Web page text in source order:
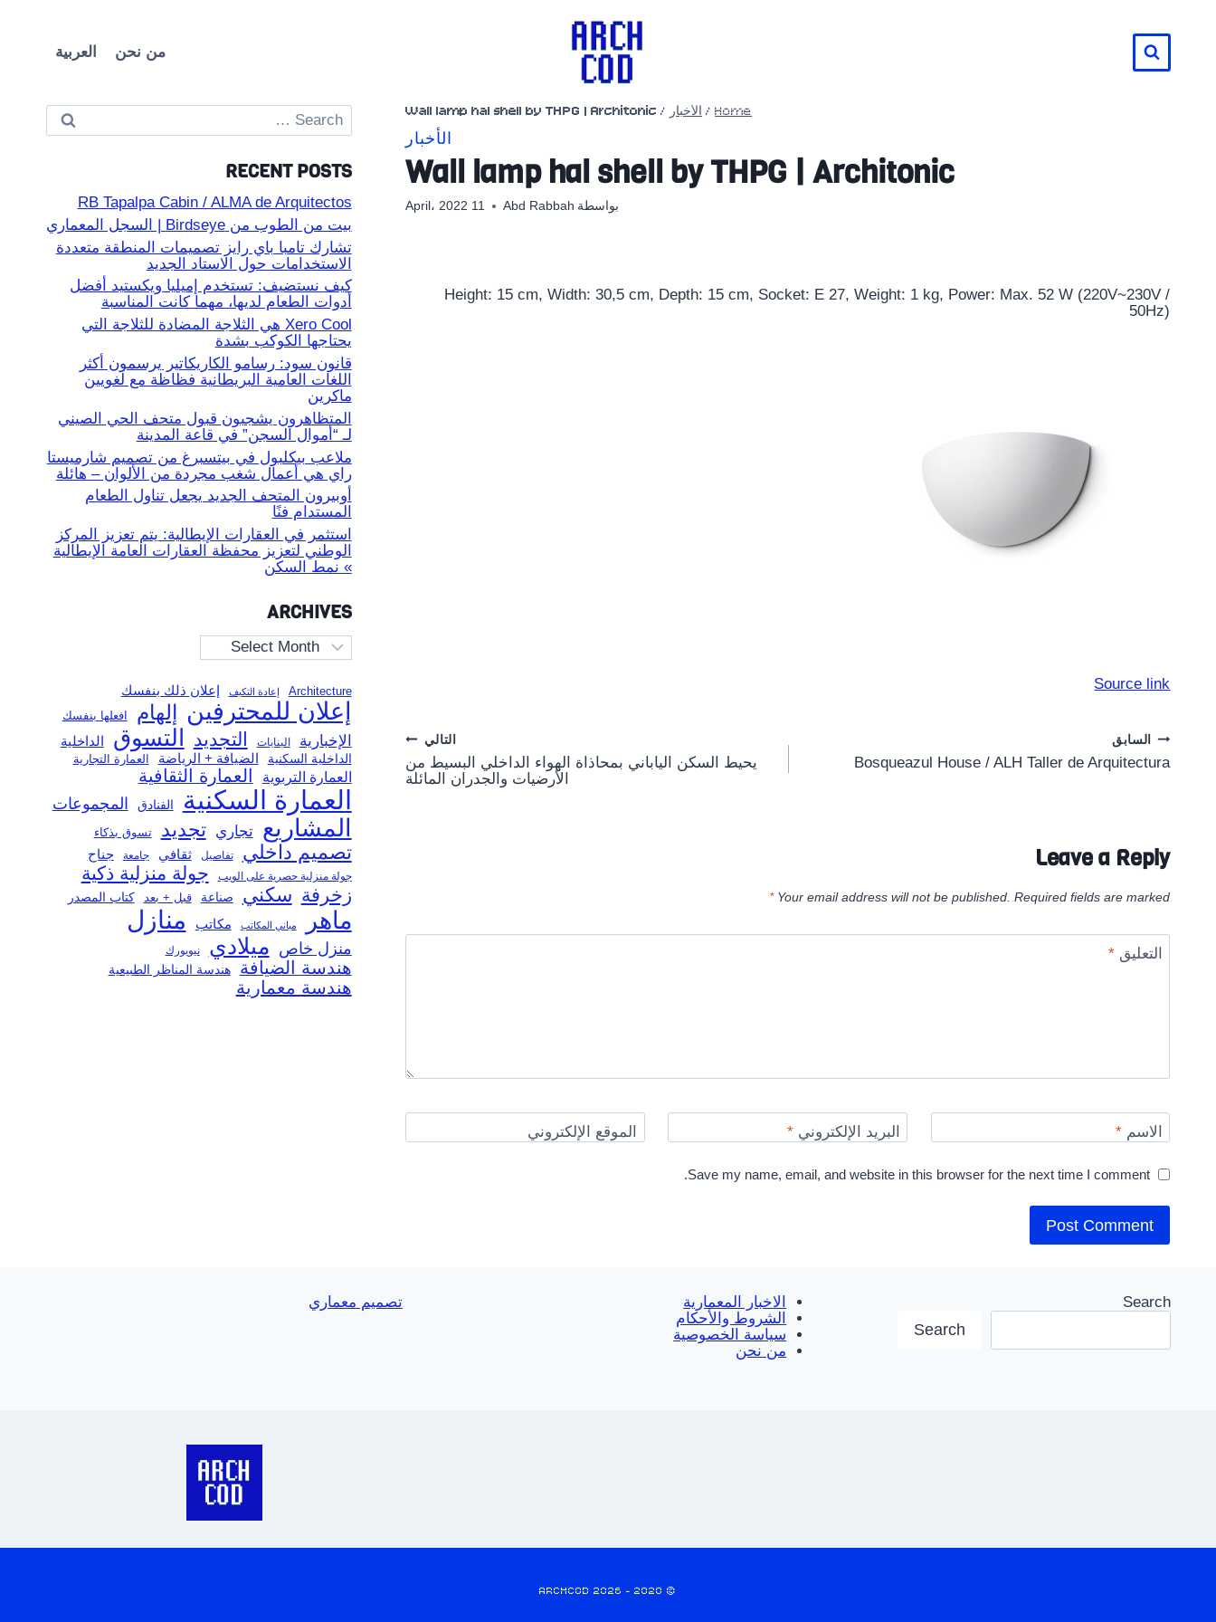
المحتوى
من نحن العربية
Home
/ الأخبار /
Wall lamp hal shell by THPG | Architonic
الأخبار
Wall lamp hal shell by THPG | Architonic
بواسطة Abd Rabbah 11 April، 2022
Height: 15 cm, Width: 30,5 cm, Depth: 15 cm, Socket: E 27, Weight: 1 kg, Power: Max. 52 W (220V~230V /
50Hz)
Source link
Post
السابق
Bosqueazul House / ALH Taller de Arquitectura
التالي
يحيط السكن الياباني بمحاذاة الهواء الداخلي البسيط من
الأرضيات والجدران المائلة
Leave a Reply
Your email address will not be published. Required fields are marked
*
التعليق*
الاسم* البريد الإلكتروني* الموقع الإلكتروني
Save my name, email, and website in this browser for the next time I comment.
Search
for:
RECENT POSTS
RB Tapalpa Cabin / ALMA de Arquitectos
بيت من الطوب من Birdseye | السجل المعماري
تشارك تامبا باي رايز تصميمات المنطقة متعددة
الاستخدامات حول الاستاد الجديد
كيف نستضيف: تستخدم إميليا ويكستيد أفضل
أدوات الطعام لديها، مهما كانت المناسبة
Xero Cool هي الثلاجة المضادة للثلاجة التي
يحتاجها الكوكب بشدة
قانون سود: رسامو الكاريكاتير يرسمون أكثر
اللغات العامية البريطانية فظاظة مع لغويين
ماكرين
المتظاهرون يشجبون قبول متحف الحي الصيني
لـ “أموال السجن” في قاعة المدينة
ملاعب بيكلبول في بيتسبرغ من تصميم شارميستا
راي هي أعمال شغب مجردة من الألوان – هائلة
أوبيرون المتحف الجديد يجعل تناول الطعام
المستدام فنًا
استثمر في العقارات الإيطالية: يتم تعزيز المركز
الوطني لتعزيز محفظة العقارات العامة الإيطالية
» نمط السكن
ARCHIVES
Archives
Architecture إعادة التكيف إعلان ذلك بنفسك
إعلان للمحترفين إلهام افعلها بنفسك
الإخبارية البنايات التجديد التسوق الداخلية
الداخلية السكنية الضيافة + الرياضة العمارة التجارية
العمارة التربوية العمارة الثقافية
العمارة السكنية الفنادق المجموعات
المشاريع تجاري تجديد تسوق بذكاء
تصميم داخلي تفاصيل ثقافي جامعة جناح
جولة منزلية حصرية على الويب
جولة منزلية ذكية
زخرفة سكني صناعة قبل + بعد كتاب المصدر
ماهر مباني المكاتب مكاتب منازل
منزل خاص ميلادي نيويورك
هندسة الضيافة هندسة المناظر الطبيعية
هندسة معمارية
Search
Search
الاخبار المعمارية
الشروط والأحكام
سياسة الخصوصية
من نحن
تصميم معماري
© 2020 - 2026 ARCHCOD